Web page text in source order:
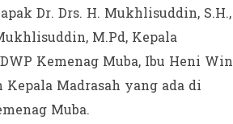
Dr. Drs. H. Mukhlisuddin, S.H.,
M.Pd, Kepala
Kemenag Muba, Ibu Heni Win
Madrasah yang ada di
Muba.